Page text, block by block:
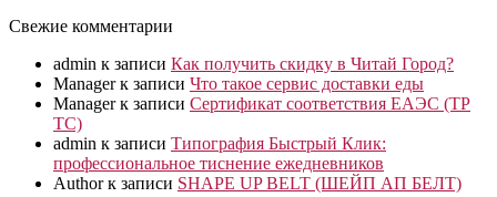
Свежие комментарии
admin к записи Как получить скидку в Читай Город?
Managerк записи Что такое сервис доставки еды
Managerк записи Сертификат соответствия ЕАЭС (ТР
ТС)
admin к записи Типография Быстрый Клик:
профессиональное тиснение ежедневников
Authorк записи SHAPE UP BELT (ШЕЙП АП БЕЛТ)